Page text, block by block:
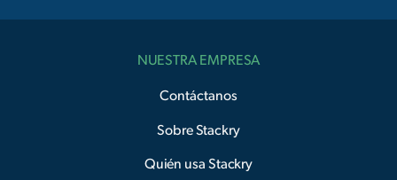
NUESTRA EMPRESA
Contáctanos
Sobre Stackry
Quién usa Stackry